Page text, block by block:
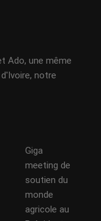
Ado, une même
notre
Giga
meeting de
soutien du
monde
agricole au